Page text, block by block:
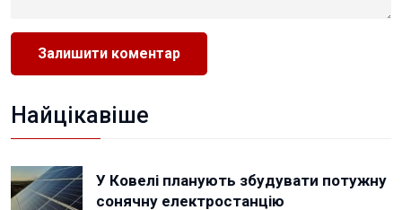
Найцікавіше
У Ковелі планують збудувати потужну
сонячну електростанцію